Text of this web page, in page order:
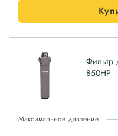
Фильтр
850HP
Максимальное давление